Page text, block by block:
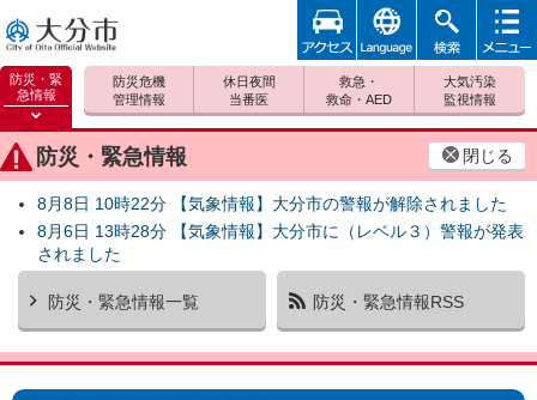
大分市
防災・緊
急情報
防災緊
急情報
を開く
防災・緊急情報 閉じる
8月8日 10時22分 【気象情報】大分市の警報が解除されました
8月6日 13時28分 【気象情報】大分市に（レベル３）警報が発表
されました
防災・緊急情報一覧 防災・緊急情報RSS
防災危機
管理情報
休日夜間
当番医
救急・
救命・AED
大気汚染
監視情報
アクセ
ス
foreign 検索
メニュ